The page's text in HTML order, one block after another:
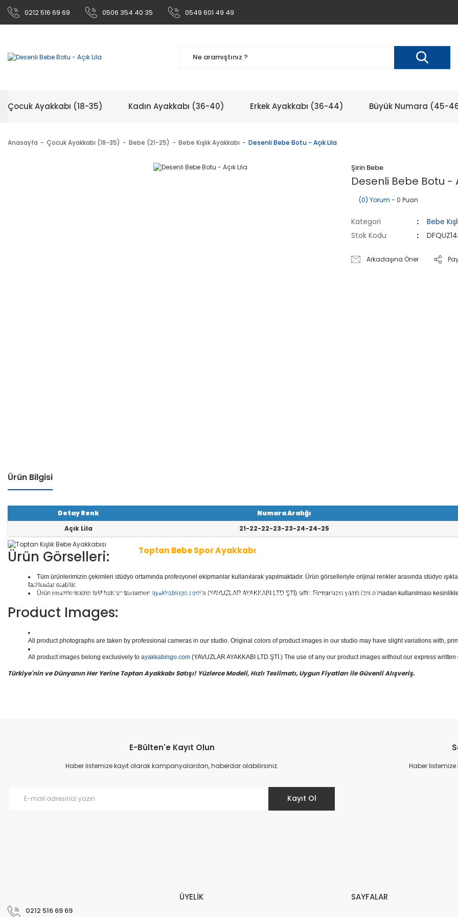
0212 516 69 69 0506 354 40 35 0549 601 49 49
Çocuk Ayakkabı (18-35) Kadın Ayakkabı (36-40) Erkek Ayakkabı (36-44) Büyük Numara (45-
Anasayfa Çocuk Ayakkabı (18-35) Bebe (21-25) Bebe Kışlık Ayakkabı Desenli Bebe Botu - Açık Lila
Şirin Bebe
Desenli Bebe Botu -
(0) Yorum - 0 Puan
Kategori
Bebe
Stok Kodu
Arkadaşına Öner
Ürün Bilgisi
Detay Renk Numara Aralığı
Açık Lila
21-22-22-23-23-24-24-25
Toptan Bebe Spor Ayakkabı
1 seri içinde8çift ayakkabı bulunur. Toptan Bebe Ayakkabı
kategorisinde; Sandaletler, Babe
tler, Kaliteli Deri Ayakkabılar, Günlük Deri Ayakkabılar, Spor Ayakkabılar, Keten - Kot Ayakkab
ılar, Botlar ve daha binlerce model bebe ayakkabısı mevcuttur.
Yüzlerce modeli, hızlı teslimatı, uygun
doğru adresi Yavuzlar Ayakkabı!
Ürün Görselleri:
Tüm ürünlerimizin çekimleri stüdyo ortamında profesyonel ekipmanlar kullanılarak yapılmaktadır. Ürün görselleriyle orijinal renkler arasında stüdyo
farklılıklar olabilir.
Ürün resimlerimizin telif hakları tamamen ayakkabingo.com’a (YAVUZLAR AYAKKABI LTD.ŞTİ) aittir. Firmamızın yazılı izni olmadan kullanılması
Product Images:
All product photographs are taken by professional cameras in our studio. Original colors of product images in our studio may have slight variations with,
All product images belong exclusively to ayakkabingo.com (YAVUZLAR AYAKKABI LTD.ŞTİ.) The use of any our product images without our express
Türkiye'nin ve Dünyanın Her Yerine Toptan Ayakkabı Satışı! Yüzlerce Modeli, Hızlı Teslimatı, Uygun Fiyatları ile Güvenli Alışveriş.
E-Bülten'e Kayıt Olun
Haber listemize kayıt olarak kampanyalardan, haberdar olabilirsiniz.
Kayıt Ol
Haber
0212 516 69 69
ÜYELİK SAYFALAR